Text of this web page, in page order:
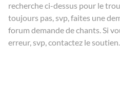
recherche ci-dessus pour le
toujours pas, svp, faites une
forum demande de chants. Si
erreur, svp, contactez le soutien.